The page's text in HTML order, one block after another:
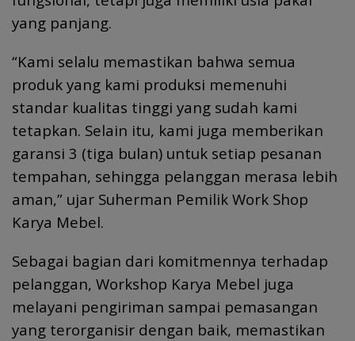
yang panjang.
“Kami selalu memastikan bahwa semua
produk yang kami produksi memenuhi
standar kualitas tinggi yang sudah kami
tetapkan. Selain itu, kami juga memberikan
garansi 3 (tiga bulan) untuk setiap pesanan
tempahan, sehingga pelanggan merasa lebih
aman,” ujar Suherman Pemilik Work Shop
Karya Mebel.
Sebagai bagian dari komitmennya terhadap
pelanggan, Workshop Karya Mebel juga
melayani pengiriman sampai pemasangan
yang terorganisir dengan baik, memastikan